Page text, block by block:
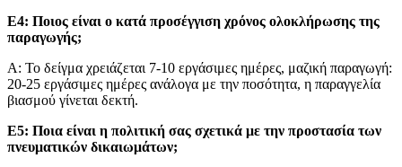
Ε4: Ποιος είναι ο κατά προσέγγιση χρόνος ολοκλήρωσης της
παραγωγής;
Α: Το δείγμα χρειάζεται 7-10 εργάσιμες ημέρες, μαζική παραγωγή:
20-25 εργάσιμες ημέρες ανάλογα με την ποσότητα, η παραγγελία
βιασμού γίνεται δεκτή.
Ε5: Ποια είναι η πολιτική σας σχετικά με την προστασία των
πνευματικών δικαιωμάτων;